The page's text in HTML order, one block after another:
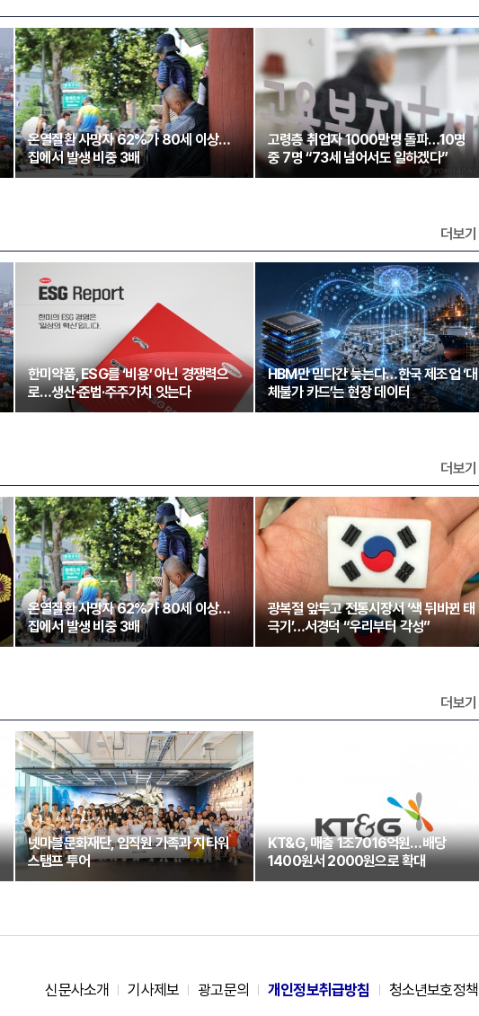
온열질환 사망자 62%가 80세 이상…
집에서 발생 비중 3배
고령층 취업자 1000만명 돌파…10명
중 7명 “73세 넘어서도 일하겠다”
더보기
한미약품, ESG를 ‘비용’ 아닌 경쟁력으
로…생산·준법·주주가치 잇는다
HBM만 믿다간 늦는다…한국 제조업 ‘대
체불가 카드’는 현장 데이터
더보기
온열질환 사망자 62%가 80세 이상…
집에서 발생 비중 3배
광복절 앞두고 전통시장서 ‘색 뒤바뀐 태
극기’…서경덕 “우리부터 각성”
더보기
넷마블문화재단, 임직원 가족과 지타워
스탬프 투어
KT&G, 매출 1조7016억원…배당
1400원서 2000원으로 확대
신문사소개 기사제보 광고문의 개인정보취급방침 청소년보호정책